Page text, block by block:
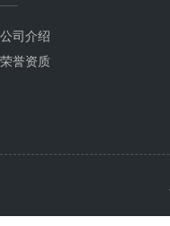
公司介绍
荣誉资质